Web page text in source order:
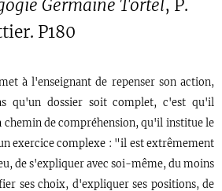
Germaine Tortel, P.
P180
à l'enseignant de repenser son action,
qu'un dossier soit complet, c'est qu'il
de compréhension, qu'il institue le
exercice complexe : "il est extrêmement
de s'expliquer avec soi-même, du moins
ses choix, d'expliquer ses positions, de